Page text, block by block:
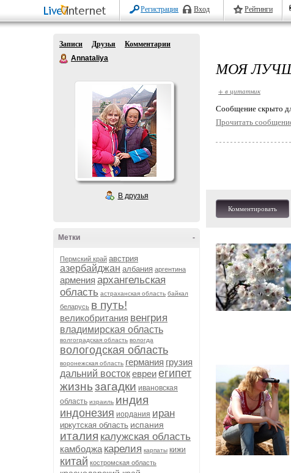
Регистрация Вход Рейтинги
Записи Друзья
Комментарии
Annataliya
В друзья
-
Метки
Пермский край австрия
азербайджан албания аргентина
армения архангельская
область астраханская область байкал
беларусь в путь!
великобритания венгрия
владимирская область
волгоградская область вологда
вологодская область
воронежская область германия грузия
дальний востокевреиегипет
жизньзагадки ивановская
область израиль индия
индонезия иордания иран
иркутская область испания
италия калужская область
камбоджа карелия карпаты кижи
китай костромская область
МОЯ
+ в цитатник
Cообщение скрыто
Прочитать
Комментировать